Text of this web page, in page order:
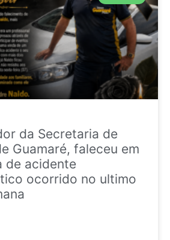
da Secretaria de
Guamaré, faleceu em
de acidente
ocorrido no ultimo